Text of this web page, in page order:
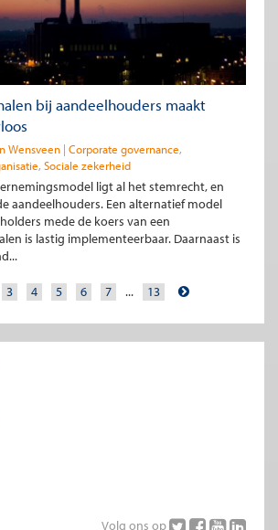
bij aandeelhouders maakt
Wensveen Corporate governance
Sociale zekerheid
ligt al het stemrecht, en
aandeelhouders. Een alternatief model
mede de koers van een
is lastig implementeerbaar. Daarnaast is
3 4 5 6 7 ... 13
Volg ons op